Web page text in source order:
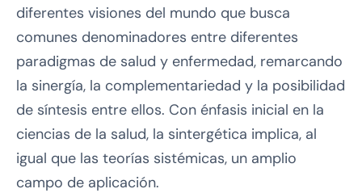
diferentes visiones del mundo que busca
comunes denominadores entre diferentes
paradigmas de salud y enfermedad, remarcando
la sinergía, la complementariedad y la posibilidad
de síntesis entre ellos. Con énfasis inicial en la
ciencias de la salud, la sintergética implica, al
igual que las teorías sistémicas, un amplio
campo de aplicación.